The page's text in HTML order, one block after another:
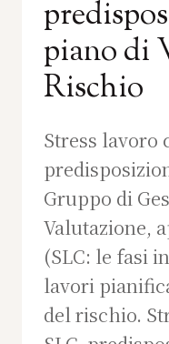
piano di
Rischio
Stress lavoro
Gruppo di
Valutazione,
(SLC: le fasi
lavori
del rischio.